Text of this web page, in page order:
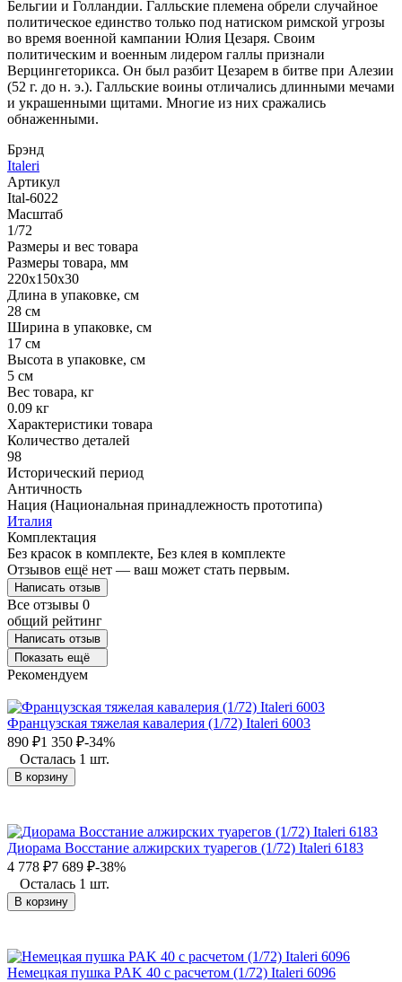
Бельгии и Голландии. Галльские племена обрели случайное
политическое единство только под натиском римской угрозы
во время военной кампании Юлия Цезаря. Своим
политическим и военным лидером галлы признали
Верцингеторикса. Он был разбит Цезарем в битве при Алезии
(52 г. до н. э.). Галльские воины отличались длинными мечами
и украшенными щитами. Многие из них сражались
обнаженными.
Брэнд
Italeri
Артикул
Ital-6022
Масштаб
1/72
Размеры и вес товара
Размеры товара, мм
220х150х30
Длина в упаковке, см
28 см
Ширина в упаковке, см
17 см
Высота в упаковке, см
5 см
Вес товара, кг
0.09 кг
Характеристики товара
Количество деталей
98
Исторический период
Античность
Нация (Национальная принадлежность прототипа)
Италия
Комплектация
Без красок в комплекте, Без клея в комплекте
Отзывов ещё нет — ваш может стать первым.
Написать отзыв
Все отзывы 0
общий рейтинг
Написать отзыв
Показать ещё
Рекомендуем
Французская тяжелая кавалерия (1/72) Italeri 6003
890 ₽1 350 ₽-34%
Осталась 1 шт.
В корзину
Диорама Восстание алжирских туарегов (1/72) Italeri 6183
4 778 ₽7 689 ₽-38%
Осталась 1 шт.
В корзину
Немецкая пушка PAK 40 c расчетом (1/72) Italeri 6096